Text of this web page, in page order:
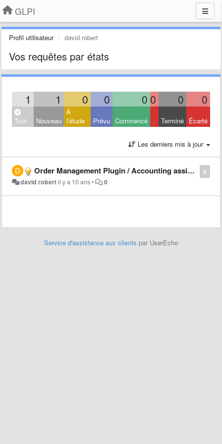
GLPI
Profil utilisateur david robert
Vos requêtes par états
1 1 0 0 0 0 0 0
Tout Nouveau
À
l'étude
Prévu Commencé Terminé Écarté
Les derniers mis à jour
0
Order Management Plugin / Accounting assignment
david robertil y a 10 ans• 0
Service d'assistance aux clients par UserEcho